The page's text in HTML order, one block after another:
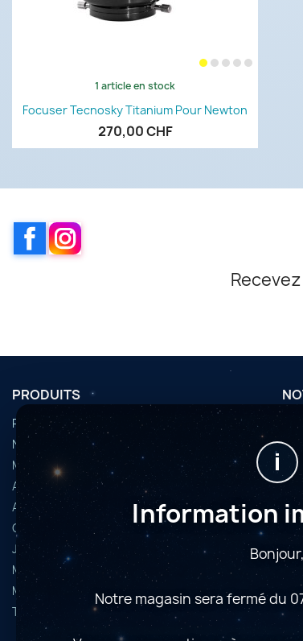
Aperçu rapide
1 article en stock
Focuser Tecnosky Titanium Pour Newton
270,00 CHF
Facebook
PRODUITS
Promotions
Nouveaux produits
Meilleures ventes
Accessoires
Articles d’occasion
Caméras astrophoto
Jumelles et longues-vues
Microscopes
Montures
Télescopes
i
Information
Bonjour,
Notre magasin sera fermé du